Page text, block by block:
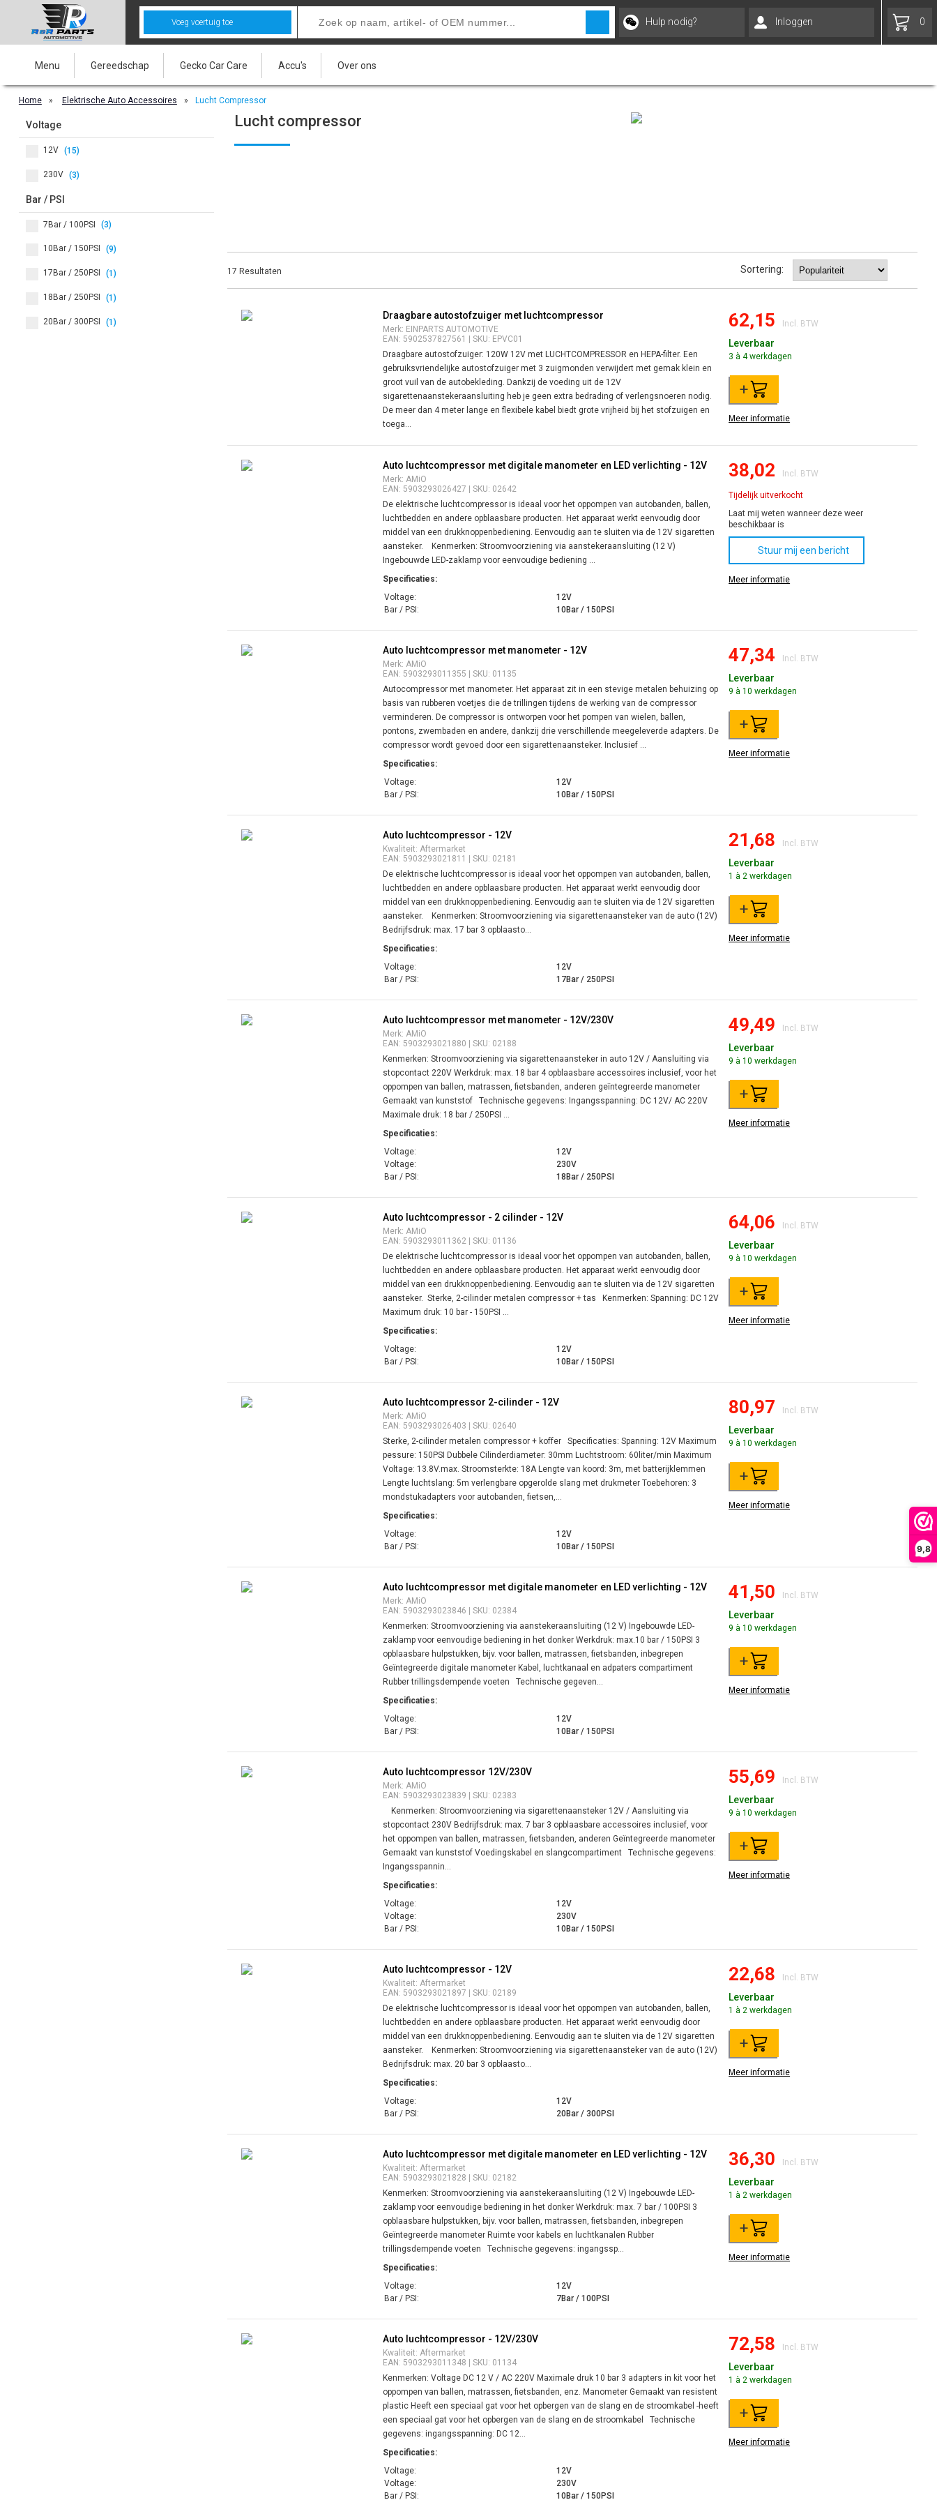
9,8
Voeg voertuig toe Hulp nodig? Inloggen 0
Menu Gereedschap Gecko Car Care Accu's Over ons
Home » Elektrische Auto Accessoires » Lucht Compressor
Voltage
12V (15)
230V (3)
Bar / PSI
7Bar / 100PSI (3)
10Bar / 150PSI (9)
17Bar / 250PSI (1)
18Bar / 250PSI (1)
20Bar / 300PSI (1)
Lucht compressor
17 Resultaten Sortering:
Draagbare autostofzuiger met luchtcompressor
Merk: EINPARTS AUTOMOTIVE
EAN: 5902537827561 | SKU: EPVC01
Draagbare autostofzuiger: 120W 12V met LUCHTCOMPRESSOR en HEPA-filter. Een
gebruiksvriendelijke autostofzuiger met 3 zuigmonden verwijdert met gemak klein en
groot vuil van de autobekleding. Dankzij de voeding uit de 12V
sigarettenaanstekeraansluiting heb je geen extra bedrading of verlengsnoeren nodig.
De meer dan 4 meter lange en flexibele kabel biedt grote vrijheid bij het stofzuigen en
toega...
62,15 Incl. BTW
Leverbaar
3 à 4 werkdagen
+
Meer informatie
Auto luchtcompressor met digitale manometer en LED verlichting - 12V
Merk: AMiO
EAN: 5903293026427 | SKU: 02642
De elektrische luchtcompressor is ideaal voor het oppompen van autobanden, ballen,
luchtbedden en andere opblaasbare producten. Het apparaat werkt eenvoudig door
middel van een drukknoppenbediening. Eenvoudig aan te sluiten via de 12V sigaretten
aansteker. Kenmerken: Stroomvoorziening via aanstekeraansluiting (12 V)
Ingebouwde LED-zaklamp voor eenvoudige bediening ...
Specificaties:
Voltage:
12V
Bar / PSI:
10Bar / 150PSI
38,02 Incl. BTW
Tijdelijk uitverkocht
Laat mij weten wanneer deze weer
beschikbaar is
Stuur mij een bericht
Meer informatie
Auto luchtcompressor met manometer - 12V
Merk: AMiO
EAN: 5903293011355 | SKU: 01135
Autocompressor met manometer. Het apparaat zit in een stevige metalen behuizing op
basis van rubberen voetjes die de trillingen tijdens de werking van de compressor
verminderen. De compressor is ontworpen voor het pompen van wielen, ballen,
pontons, zwembaden en andere, dankzij drie verschillende meegeleverde adapters. De
compressor wordt gevoed door een sigarettenaansteker. Inclusief ...
Specificaties:
Voltage:
12V
Bar / PSI:
10Bar / 150PSI
47,34 Incl. BTW
Leverbaar
9 à 10 werkdagen
+
Meer informatie
Auto luchtcompressor - 12V
Kwaliteit: Aftermarket
EAN: 5903293021811 | SKU: 02181
De elektrische luchtcompressor is ideaal voor het oppompen van autobanden, ballen,
luchtbedden en andere opblaasbare producten. Het apparaat werkt eenvoudig door
middel van een drukknoppenbediening. Eenvoudig aan te sluiten via de 12V sigaretten
aansteker. Kenmerken: Stroomvoorziening via sigarettenaansteker van de auto (12V)
Bedrijfsdruk: max. 17 bar 3 opblaasto...
Specificaties:
Voltage:
12V
Bar / PSI:
17Bar / 250PSI
21,68 Incl. BTW
Leverbaar
1 à 2 werkdagen
+
Meer informatie
Auto luchtcompressor met manometer - 12V/230V
Merk: AMiO
EAN: 5903293021880 | SKU: 02188
Kenmerken: Stroomvoorziening via sigarettenaansteker in auto 12V / Aansluiting via
stopcontact 220V Werkdruk: max. 18 bar 4 opblaasbare accessoires inclusief, voor het
oppompen van ballen, matrassen, fietsbanden, anderen geïntegreerde manometer
Gemaakt van kunststof Technische gegevens: Ingangsspanning: DC 12V/ AC 220V
Maximale druk: 18 bar / 250PSI ...
Specificaties:
Voltage:
12V
Voltage:
230V
Bar / PSI:
18Bar / 250PSI
49,49 Incl. BTW
Leverbaar
9 à 10 werkdagen
+
Meer informatie
Auto luchtcompressor - 2 cilinder - 12V
Merk: AMiO
EAN: 5903293011362 | SKU: 01136
De elektrische luchtcompressor is ideaal voor het oppompen van autobanden, ballen,
luchtbedden en andere opblaasbare producten. Het apparaat werkt eenvoudig door
middel van een drukknoppenbediening. Eenvoudig aan te sluiten via de 12V sigaretten
aansteker. Sterke, 2-cilinder metalen compressor + tas Kenmerken: Spanning: DC 12V
Maximum druk: 10 bar - 150PSI ...
Specificaties:
Voltage:
12V
Bar / PSI:
10Bar / 150PSI
64,06 Incl. BTW
Leverbaar
9 à 10 werkdagen
+
Meer informatie
Auto luchtcompressor 2-cilinder - 12V
Merk: AMiO
EAN: 5903293026403 | SKU: 02640
Sterke, 2-cilinder metalen compressor + koffer Specificaties: Spanning: 12V Maximum
pessure: 150PSI Dubbele Cilinderdiameter: 30mm Luchtstroom: 60liter/min Maximum
Voltage: 13.8V.max. Stroomsterkte: 18A Lengte van koord: 3m, met batterijklemmen
Lengte luchtslang: 5m verlengbare opgerolde slang met drukmeter Toebehoren: 3
mondstukadapters voor autobanden, fietsen,...
Specificaties:
Voltage:
12V
Bar / PSI:
10Bar / 150PSI
80,97 Incl. BTW
Leverbaar
9 à 10 werkdagen
+
Meer informatie
Auto luchtcompressor met digitale manometer en LED verlichting - 12V
Merk: AMiO
EAN: 5903293023846 | SKU: 02384
Kenmerken: Stroomvoorziening via aanstekeraansluiting (12 V) Ingebouwde LED-
zaklamp voor eenvoudige bediening in het donker Werkdruk: max.10 bar / 150PSI 3
opblaasbare hulpstukken, bijv. voor ballen, matrassen, fietsbanden, inbegrepen
Geïntegreerde digitale manometer Kabel, luchtkanaal en adpaters compartiment
Rubber trillingsdempende voeten Technische gegeven...
Specificaties:
Voltage:
12V
Bar / PSI:
10Bar / 150PSI
41,50 Incl. BTW
Leverbaar
9 à 10 werkdagen
+
Meer informatie
Auto luchtcompressor 12V/230V
Merk: AMiO
EAN: 5903293023839 | SKU: 02383
Kenmerken: Stroomvoorziening via sigarettenaansteker 12V / Aansluiting via
stopcontact 230V Bedrijfsdruk: max. 7 bar 3 opblaasbare accessoires inclusief, voor
het oppompen van ballen, matrassen, fietsbanden, anderen Geïntegreerde manometer
Gemaakt van kunststof Voedingskabel en slangcompartiment Technische gegevens:
Ingangsspannin...
Specificaties:
Voltage:
12V
Voltage:
230V
Bar / PSI:
10Bar / 150PSI
55,69 Incl. BTW
Leverbaar
9 à 10 werkdagen
+
Meer informatie
Auto luchtcompressor - 12V
Kwaliteit: Aftermarket
EAN: 5903293021897 | SKU: 02189
De elektrische luchtcompressor is ideaal voor het oppompen van autobanden, ballen,
luchtbedden en andere opblaasbare producten. Het apparaat werkt eenvoudig door
middel van een drukknoppenbediening. Eenvoudig aan te sluiten via de 12V sigaretten
aansteker. Kenmerken: Stroomvoorziening via sigarettenaansteker van de auto (12V)
Bedrijfsdruk: max. 20 bar 3 opblaasto...
Specificaties:
Voltage:
12V
Bar / PSI:
20Bar / 300PSI
22,68 Incl. BTW
Leverbaar
1 à 2 werkdagen
+
Meer informatie
Auto luchtcompressor met digitale manometer en LED verlichting - 12V
Kwaliteit: Aftermarket
EAN: 5903293021828 | SKU: 02182
Kenmerken: Stroomvoorziening via aanstekeraansluiting (12 V) Ingebouwde LED-
zaklamp voor eenvoudige bediening in het donker Werkdruk: max. 7 bar / 100PSI 3
opblaasbare hulpstukken, bijv. voor ballen, matrassen, fietsbanden, inbegrepen
Geïntegreerde manometer Ruimte voor kabels en luchtkanalen Rubber
trillingsdempende voeten Technische gegevens: ingangssp...
Specificaties:
Voltage:
12V
Bar / PSI:
7Bar / 100PSI
36,30 Incl. BTW
Leverbaar
1 à 2 werkdagen
+
Meer informatie
Auto luchtcompressor - 12V/230V
Kwaliteit: Aftermarket
EAN: 5903293011348 | SKU: 01134
Kenmerken: Voltage DC 12 V / AC 220V Maximale druk 10 bar 3 adapters in kit voor het
oppompen van ballen, matrassen, fietsbanden, enz. Manometer Gemaakt van resistent
plastic Heeft een speciaal gat voor het opbergen van de slang en de stroomkabel -heeft
een speciaal gat voor het opbergen van de slang en de stroomkabel Technische
gegevens: ingangsspanning: DC 12...
Specificaties:
Voltage:
12V
Voltage:
230V
Bar / PSI:
10Bar / 150PSI
72,58 Incl. BTW
Leverbaar
1 à 2 werkdagen
+
Meer informatie